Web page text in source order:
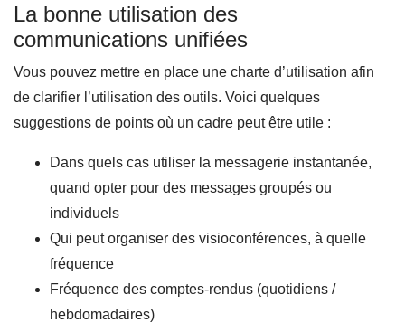
La bonne utilisation des
communications unifiées
Vous pouvez mettre en place une charte d’utilisation afin
de clarifier l’utilisation des outils. Voici quelques
suggestions de points où un cadre peut être utile :
Dans quels cas utiliser la messagerie instantanée,
quand opter pour des messages groupés ou
individuels
Qui peut organiser des visioconférences, à quelle
fréquence
Fréquence des comptes-rendus (quotidiens /
hebdomadaires)